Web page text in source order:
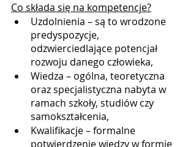
Co składa się na kompetencje?
Uzdolnienia – są to wrodzone
predyspozycje,
odzwierciedlające potencjał
rozwoju danego człowieka,
Wiedza – ogólna, teoretyczna
oraz specjalistyczna nabyta w
ramach szkoły, studiów czy
samokształcenia,
Kwalifikacje – formalne
potwierdzenie wiedzy w formie